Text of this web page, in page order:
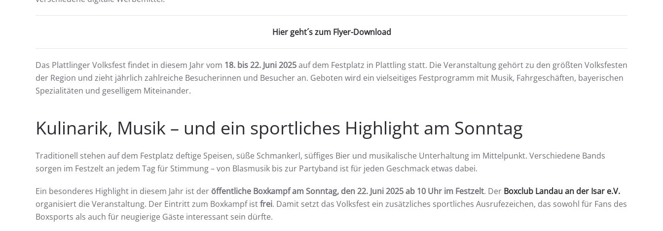
Hier geht´s zum Flyer-Download
Das Plattlinger Volksfest findet in diesem Jahr vom 18. bis 22. Juni 2025auf dem Festplatz in Plattling statt. Die Veranstaltung gehört zu den größten Volksfesten
der Region und zieht jährlich zahlreiche Besucherinnen und Besucher an. Geboten wird ein vielseitiges Festprogramm mit Musik, Fahrgeschäften, bayerischen
Spezialitäten und geselligem Miteinander.
Kulinarik, Musik – und ein sportliches Highlight am Sonntag
Traditionell stehen auf dem Festplatz deftige Speisen, süße Schmankerl, süffiges Bier und musikalische Unterhaltung im Mittelpunkt. Verschiedene Bands
sorgen im Festzelt an jedem Tag für Stimmung – von Blasmusik bis zur Partyband ist für jeden Geschmack etwas dabei.
Ein besonderes Highlight in diesem Jahr ist der öffentliche Boxkampf am Sonntag, den 22. Juni 2025 ab 10 Uhr im Festzelt. Der Boxclub Landau an der Isar e.V.
organisiert die Veranstaltung. Der Eintritt zum Boxkampf istfrei. Damit setzt das Volksfest ein zusätzliches sportliches Ausrufezeichen, das sowohl für Fans des
Boxsports als auch für neugierige Gäste interessant sein dürfte.